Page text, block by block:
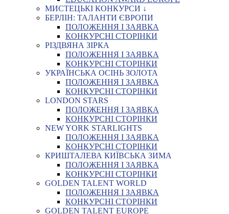
МИСТЕЦЬКІ КОНКУРСИ ↓
БЕРЛІН: ТАЛАНТИ ЄВРОПИ
ПОЛОЖЕННЯ І ЗАЯВКА
КОНКУРСНІ СТОРІНКИ
РІЗДВЯНА ЗІРКА
ПОЛОЖЕННЯ І ЗАЯВКА
КОНКУРСНІ СТОРІНКИ
УКРАЇНСЬКА ОСІНЬ ЗОЛОТА
ПОЛОЖЕННЯ І ЗАЯВКА
КОНКУРСНІ СТОРІНКИ
LONDON STARS
ПОЛОЖЕННЯ І ЗАЯВКА
КОНКУРСНІ СТОРІНКИ
NEW YORK STARLIGHTS
ПОЛОЖЕННЯ І ЗАЯВКА
КОНКУРСНІ СТОРІНКИ
КРИШТАЛЕВА КИЇВСЬКА ЗИМА
ПОЛОЖЕННЯ І ЗАЯВКА
КОНКУРСНІ СТОРІНКИ
GOLDEN TALENT WORLD
ПОЛОЖЕННЯ І ЗАЯВКА
КОНКУРСНІ СТОРІНКИ
GOLDEN TALENT EUROPE